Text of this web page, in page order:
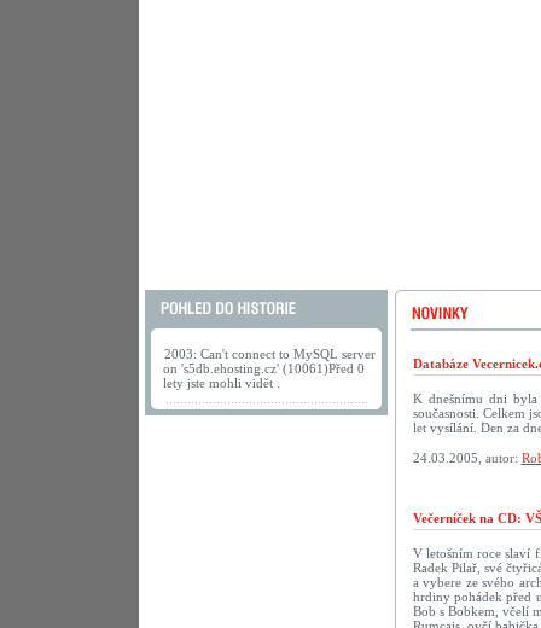
2003: Can't connect to MySQL server
on 's5db.ehosting.cz' (10061)Před 0
lety jste mohli vidět .
Databáze
K dnešnímu dni byla
současnosti. Celkem
let vysílání. Den za
24.03.2005, autor:
Večerníček na CD:
V letošním roce slaví
Radek Pilař, své
a vybere ze svého
hrdiny pohádek před
Bob s Bobkem, včelí